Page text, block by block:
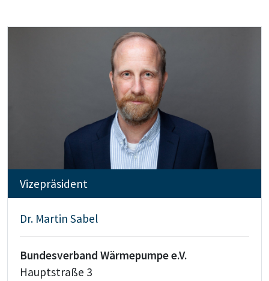
Vizepräsident
Dr. Martin Sabel
Bundesverband Wärmepumpe e.V.
Hauptstraße 3